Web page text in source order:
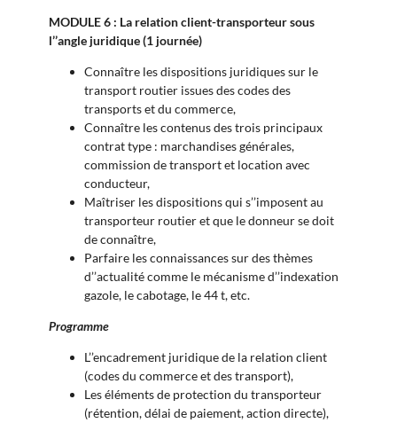
MODULE 6 : La relation client-transporteur sous
l’’angle juridique (1 journée)
Connaître les dispositions juridiques sur le
transport routier issues des codes des
transports et du commerce,
Connaître les contenus des trois principaux
contrat type : marchandises générales,
commission de transport et location avec
conducteur,
Maîtriser les dispositions qui s’’imposent au
transporteur routier et que le donneur se doit
de connaître,
Parfaire les connaissances sur des thèmes
d’’actualité comme le mécanisme d’’indexation
gazole, le cabotage, le 44 t, etc.
Programme
L’’encadrement juridique de la relation client
(codes du commerce et des transport),
Les éléments de protection du transporteur
(rétention, délai de paiement, action directe),